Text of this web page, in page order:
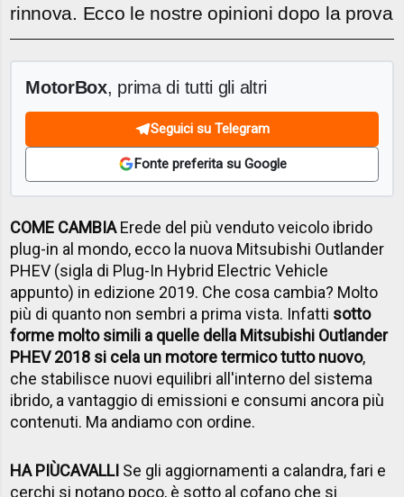
rinnova. Ecco le nostre opinioni dopo la prova
MotorBox, prima di tutti gli altri
Seguici su Telegram
Fonte preferita su Google
COME CAMBIAErede del più venduto veicolo ibrido
plug-in al mondo, ecco la nuova Mitsubishi Outlander
PHEV (sigla di Plug-In Hybrid Electric Vehicle
appunto) in edizione 2019. Che cosa cambia? Molto
più di quanto non sembri a prima vista. Infatti sotto
forme molto simili a quelle della Mitsubishi Outlander
PHEV 2018 si cela un motore termico tutto nuovo,
che stabilisce nuovi equilibri all'interno del sistema
ibrido, a vantaggio di emissioni e consumi ancora più
contenuti. Ma andiamo con ordine.
HA PIÙCAVALLI Se gli aggiornamenti a calandra, fari e
cerchi si notano poco, è sotto al cofano che si